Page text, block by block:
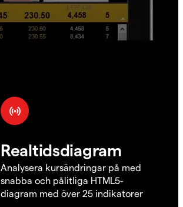
Realtidsdiagram
Analysera kursändringar på med
snabba och pålitliga HTML5-
diagram med över 25 indikatorer